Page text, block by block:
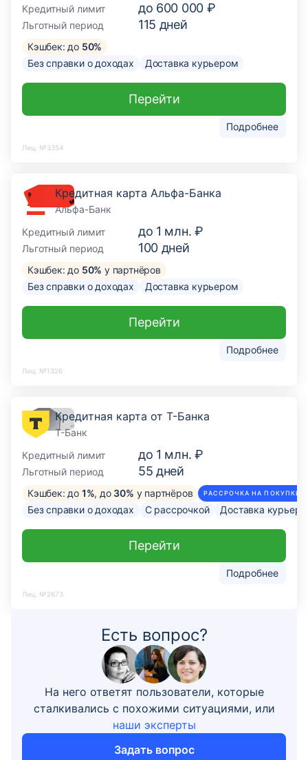
Кредитный лимит
до 600 000 ₽
Льготный период 115 дней
Кэшбек: до 50%
Без справки о доходах
Доставка курьером
Подробнее
Перейти
Лиц. №3354
Кредитная карта Альфа-Банка
Альфа-Банк
Кредитный лимит
до 1 млн. ₽
Льготный период 100 дней
Кэшбек: до 50% у партнёров
Без справки о доходах
Доставка курьером
Подробнее
Перейти
Лиц. №1326
Кредитная карта от Т-Банка
Т-Банк
Кредитный лимит
до 1 млн. ₽
Льготный период 55 дней
Кэшбек: до 1%, до 30% у партнёров РАССРОЧКА НА ПОКУПКИ
Без справки о доходах С рассрочкой Доставка
Подробнее
Перейти
Лиц. №2673
Есть вопрос?
На него ответят пользователи, которые
сталкивались с похожими ситуациями, или
наши эксперты
Задать вопрос